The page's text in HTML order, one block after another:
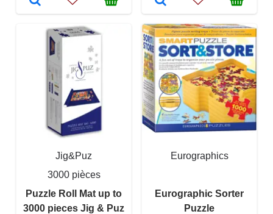
Jig&Puz
3000 pièces
Puzzle Roll Mat up to
3000 pieces Jig & Puz
Eurographics
Eurographic Sorter
Puzzle